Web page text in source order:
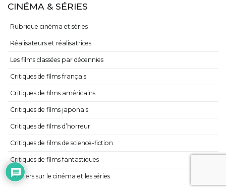
CINÉMA & SÉRIES
Rubrique cinéma et séries
Réalisateurs et réalisatrices
Les films classées par décennies
Critiques de films français
Critiques de films américains
Critiques de films japonais
Critiques de films d’horreur
Critiques de films de science-fiction
Critiques de films fantastiques
Dossiers sur le cinéma et les séries